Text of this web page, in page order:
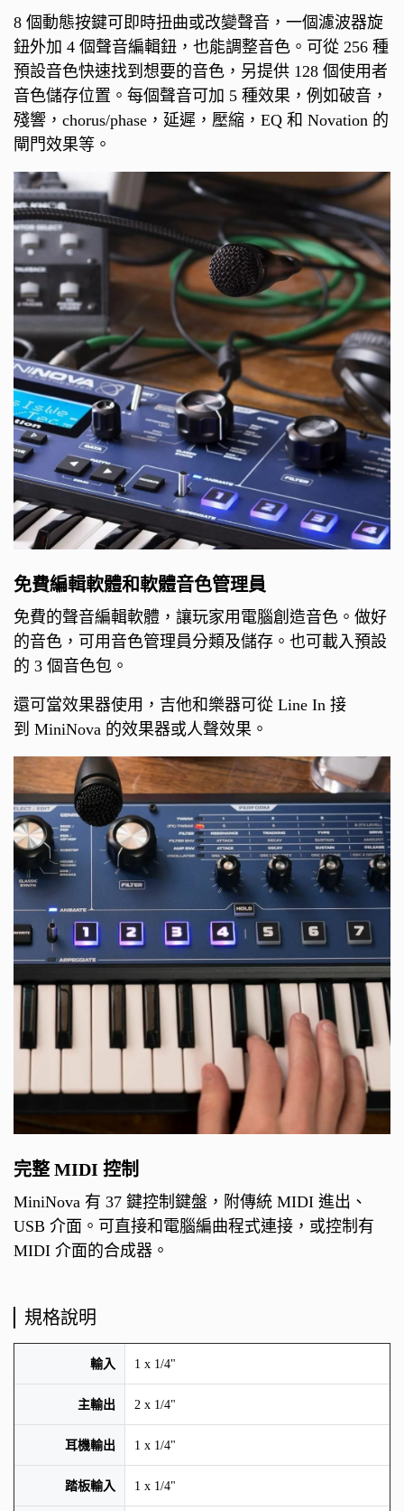
8 個動態按鍵可即時扭曲或改變聲音，一個濾波器旋
鈕外加 4 個聲音編輯鈕，也能調整音色。 可從 256 種
預設音色快速找到想要的音色，另提供 128 個使用者
音色儲存位置。 每個聲音可加 5 種效果，例如破音，
殘響，chorus/phase，延遲，壓縮，EQ 和 Novation 的
閘門效果等。
免費編輯軟體和軟體音色管理員
免費的聲音編輯軟體，讓玩家用電腦創造音色。做好
的音色，可用音色管理員分類及儲存。也可載入預設
的 3 個音色包。
還可當效果器使用，吉他和樂器可從 Line In 接
到 MiniNova 的效果器或人聲效果。
完整 MIDI 控制
MiniNova 有 37 鍵控制鍵盤，附傳統 MIDI 進出、
USB 介面。可直接和電腦編曲程式連接，或控制有
MIDI 介面的合成器。
規格說明
輸入 1 x 1/4"
主輸出 2 x 1/4"
耳機輸出 1 x 1/4"
踏板輸入 1 x 1/4"